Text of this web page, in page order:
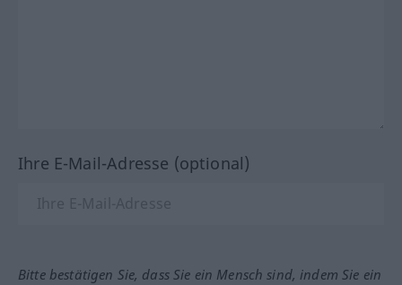
Ihre E-Mail-Adresse (optional)
Bitte bestätigen Sie, dass Sie ein Mensch sind, indem Sie ein